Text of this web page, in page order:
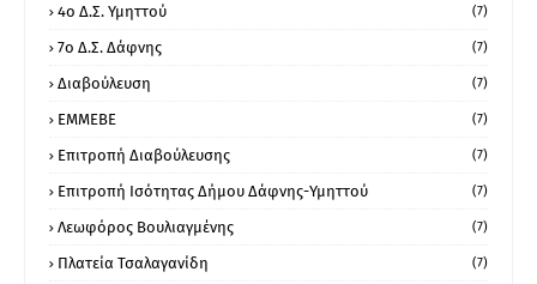
4ο Δ.Σ. Υμηττού (7)
7ο Δ.Σ. Δάφνης (7)
Διαβούλευση (7)
ΕΜΜΕΒΕ (7)
Επιτροπή Διαβούλευσης (7)
Επιτροπή Ισότητας Δήμου Δάφνης-Υμηττού (7)
Λεωφόρος Βουλιαγμένης (7)
Πλατεία Τσαλαγανίδη (7)